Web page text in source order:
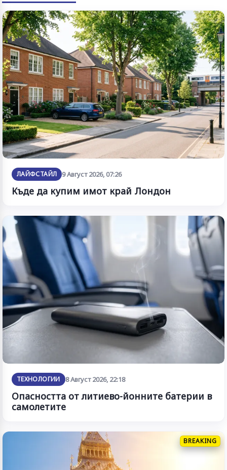
ЛАЙФСТАЙЛ 9 Август 2026, 07:26
Къде да купим имот край Лондон
ТЕХНОЛОГИИ 8 Август 2026, 22:18
Опасността от литиево-йонните батерии в
самолетите
BREAKING